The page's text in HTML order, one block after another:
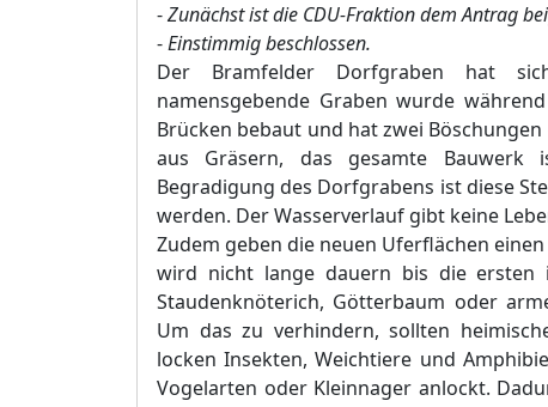
-Zunächst ist die CDU-Fraktion dem Antrag
-Einstimmig beschlossen.
Der Bramfelder Dorfgraben hat
namensgebende Graben wurde
Brücken bebaut und hat zwei
aus Gräsern, das gesamte Bauwerk
Begradigung des Dorfgrabens ist diese
werden. Der Wasserverlauf gibt keine
Zudem geben die neuen Uferflächen
wird nicht lange dauern bis die ersten
Staudenknöterich, Götterbaum oder
Um das zu verhindern, sollten
locken Insekten, Weichtiere und
Vogelarten oder Kleinnager anlockt.